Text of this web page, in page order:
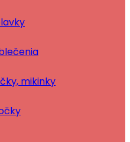
mikinky